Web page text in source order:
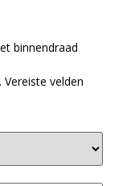
binnendraad
Vereiste velden